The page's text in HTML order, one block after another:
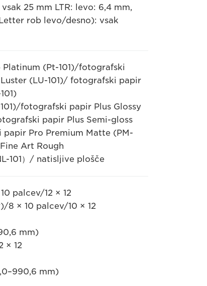
25 mm LTR: levo: 6,4 mm,
rob levo/desno): vsak
(Pt-101)/fotografski
(LU-101)/ fotografski papir
fotografski papir Plus Glossy
papir Plus Semi-gloss
Pro Premium Matte (PM-
Art Rough
101）/ natisljive plošče
palcev/12 × 12
8 × 10 palcev/10 × 12
mm)
× 12
mm)